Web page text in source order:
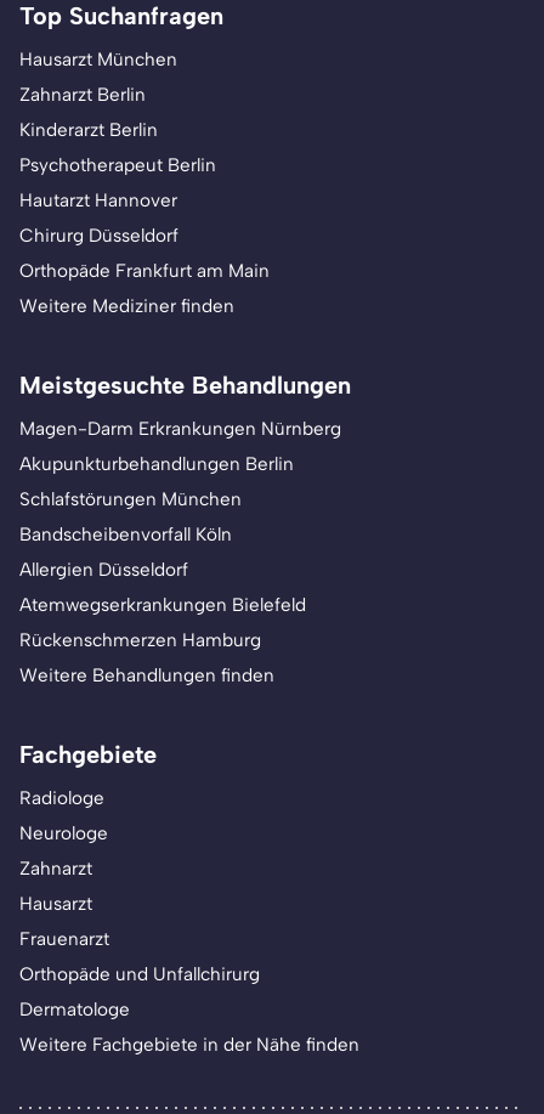
Top Suchanfragen
Hausarzt München
Zahnarzt Berlin
Kinderarzt Berlin
Psychotherapeut Berlin
Hautarzt Hannover
Chirurg Düsseldorf
Orthopäde Frankfurt am Main
Weitere Mediziner finden
Meistgesuchte Behandlungen
Magen-Darm Erkrankungen Nürnberg
Akupunkturbehandlungen Berlin
Schlafstörungen München
Bandscheibenvorfall Köln
Allergien Düsseldorf
Atemwegserkrankungen Bielefeld
Rückenschmerzen Hamburg
Weitere Behandlungen finden
Fachgebiete
Radiologe
Neurologe
Zahnarzt
Hausarzt
Frauenarzt
Orthopäde und Unfallchirurg
Dermatologe
Weitere Fachgebiete in der Nähe finden